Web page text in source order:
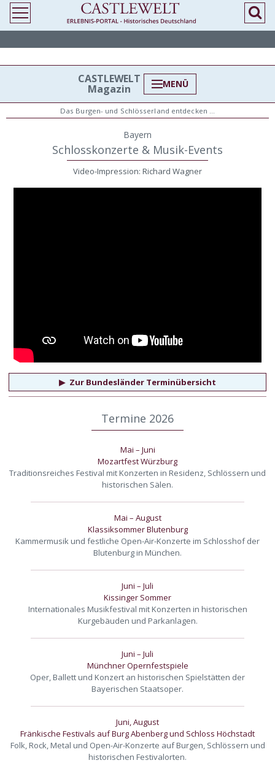
CASTLEWELT
Magazin MENÜ
Das Burgen- und Schlösserland entdecken …
Bayern
Schlosskonzerte & Musik-Events
Video-Impression: Richard Wagner
▶ Zur Bundesländer Terminübersicht
Termine 2026
Mai – Juni
Mozartfest Würzburg
Traditionsreiches Festival mit Konzerten in Residenz, Schlössern und
historischen Sälen.
Mai – August
Klassiksommer Blutenburg
Kammermusik und festliche Open-Air-Konzerte im Schlosshof der
Blutenburg in München.
Juni – Juli
Kissinger Sommer
Internationales Musikfestival mit Konzerten in historischen
Kurgebäuden und Parkanlagen.
Juni – Juli
Münchner Opernfestspiele
Oper, Ballett und Konzert an historischen Spielstätten der
Bayerischen Staatsoper.
Juni, August
Fränkische Festivals auf Burg Abenberg und Schloss Höchstadt
Folk, Rock, Metal und Open-Air-Konzerte auf Burgen, Schlössern und
historischen Festivalorten.